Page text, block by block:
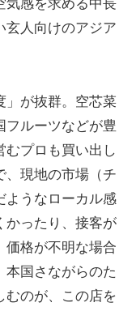
気感を求める中長
玄人向けのアジア
」が抜群。空芯菜
フルーツなどが豊
むプロも買い出し
、現地の市場（チ
ようなローカル感
かったり、接客が
価格が不明な場合
本国さながらのた
むのが、この店を